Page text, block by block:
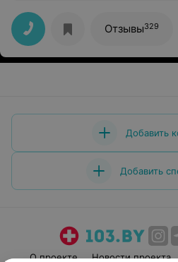
Отзывы329
Добавить
Добавить
О проекте Новости проекта